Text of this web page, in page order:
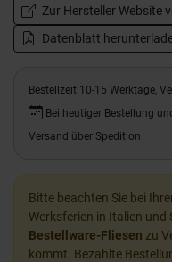
Zur Hersteller Website
Datenblatt
Bestellzeit 10-15 Werktage,
Bei heutiger Bestellung
Versand über Spedition
Bitte beachten Sie bei
Werksferien in Italien und
Bestellware-Fliesen zu
kommt. Bezahlte